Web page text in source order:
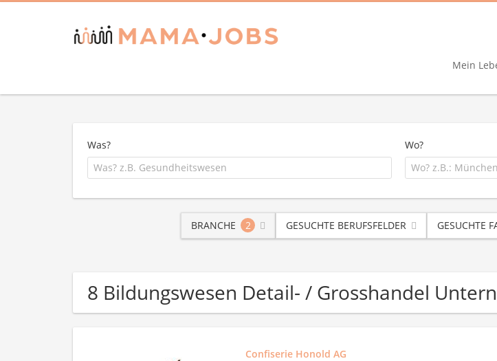
Mein
Was? Wo?
BRANCHE 2 GESUCHTE BERUFSFELDER GESUCHTE
8 Bildungswesen Detail- / Grosshandel
Confiserie Honold AG